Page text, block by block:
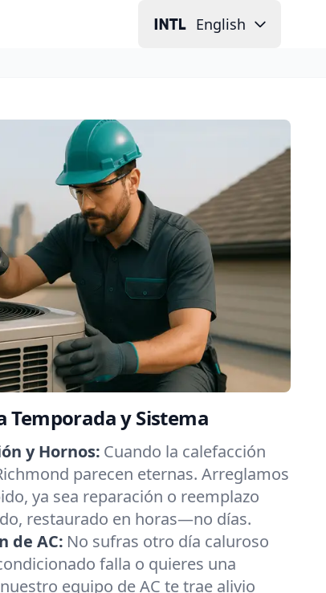
English
Temporada y Sistema
y Hornos: Cuando la calefacción
parecen eternas. Arreglamos
ya sea reparación o reemplazo
restaurado en horas—no días.
de AC: No sufras otro día caluroso
falla o quieres una
equipo de AC te trae alivio